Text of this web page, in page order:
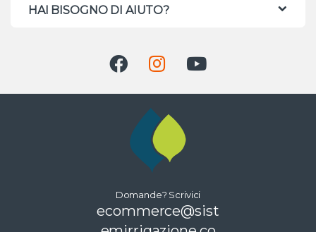
HAI BISOGNO DI AIUTO?
Domande? Scrivici
ecommerce@sist